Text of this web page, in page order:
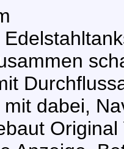
dabei,